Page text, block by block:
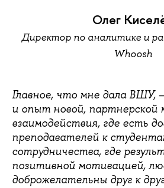
Олег
Директор по аналитике и
Whoosh
Главное, что мне дала ВШУ,
и опыт новой, партнерской
взаимодействия, где есть
преподавателей к
сотрудничества, где
позитивной мотивацией,
доброжелательны друг к